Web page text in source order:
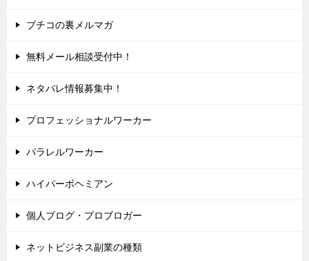
ブチコの裏メルマガ
無料メール相談受付中！
ネタバレ情報募集中！
プロフェッショナルワーカー
パラレルワーカー
ハイパーボヘミアン
個人ブログ・プロブロガー
ネットビジネス副業の種類